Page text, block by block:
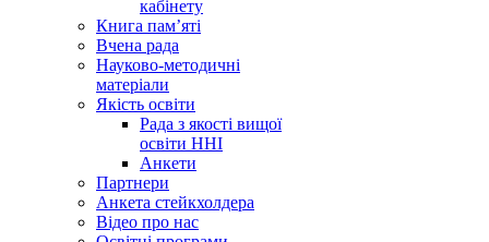
кабінету
Книга памʼяті
Вчена рада
Науково-методичні
матеріали
Якість освіти
Рада з якості вищої
освіти ННІ
Анкети
Партнери
Анкета стейкхолдера
Відео про нас